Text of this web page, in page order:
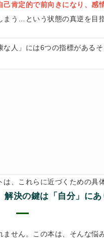
己肯定的で前向きになり、感
う…という状態の真逆を目
人」には6つの指標がある
、これらに近づくための具
解決の鍵は「自分」にあ
せん。この本は、そんな悩